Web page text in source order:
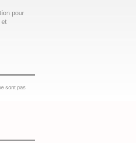
pour
et
sont pas